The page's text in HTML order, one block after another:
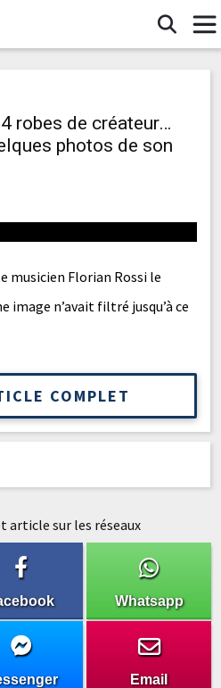
robes de créateur…
photos de son
musicien Florian Rossi le
image n’avait filtré jusqu’à ce
COMPLET
article sur les réseaux
Whatsapp
Email